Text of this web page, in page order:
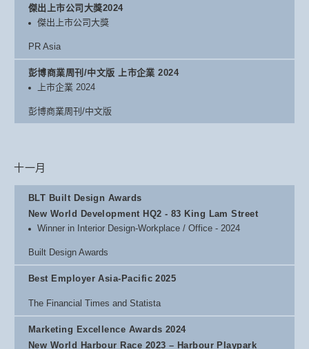
傑出上市公司大獎2024
傑出上市公司大獎
PR Asia
彭博商業周刊/中文版 上市企業 2024
上市企業 2024
彭博商業周刊/中文版
十一月
BLT Built Design Awards
New World Development HQ2 - 83 King Lam Street
Winner in Interior Design-Workplace / Office - 2024
Built Design Awards
Best Employer Asia-Pacific 2025
The Financial Times and Statista
Marketing Excellence Awards 2024
New World Harbour Race 2023 – Harbour Playpark